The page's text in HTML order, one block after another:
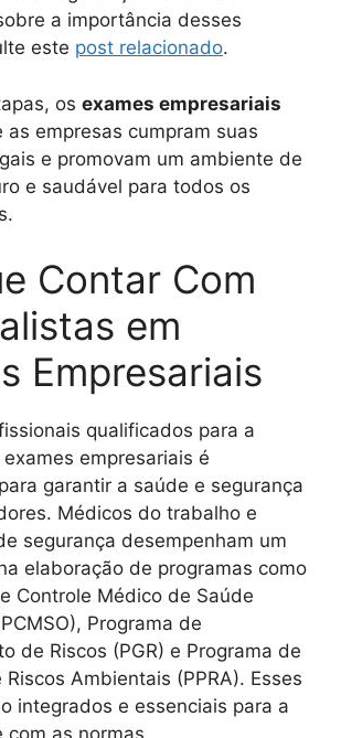
a importância desses
este post relacionado.
os exames empresariais
as empresas cumpram suas
e promovam um ambiente de
e saudável para todos os
Contar Com
em
Empresariais
qualificados para a
empresariais é
garantir a saúde e segurança
Médicos do trabalho e
segurança desempenham um
elaboração de programas como
Controle Médico de Saúde
Programa de
de Riscos (PGR) e Programa de
Ambientais (PPRA). Esses
integrados e essenciais para a